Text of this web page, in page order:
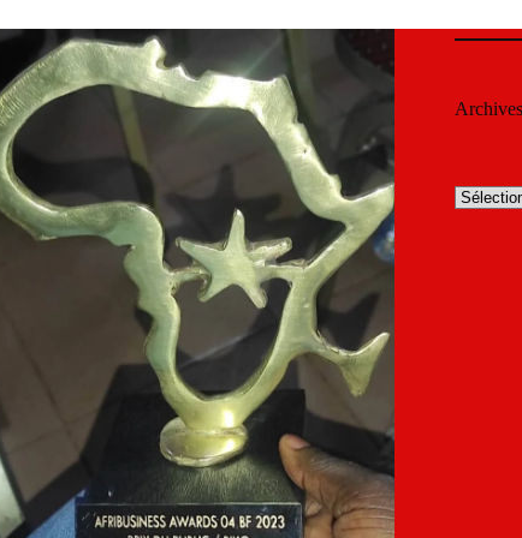
Archives
Archives